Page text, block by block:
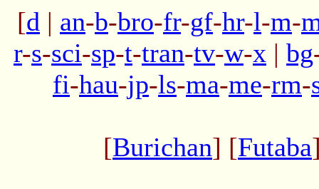
[d | an-b-bro-fr-gf-hr-l-m-
r-s-sci-sp-t-tran-tv-w-x | bg
fi-hau-jp-ls-ma-me-rm-
[Burichan] [Futaba